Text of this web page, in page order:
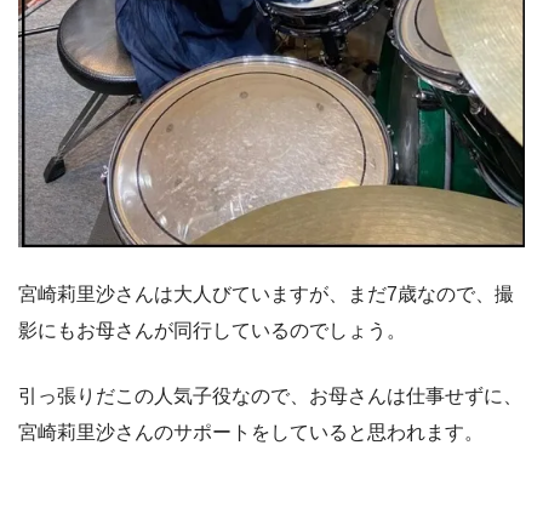
宮崎莉里沙さんは大人びていますが、まだ7歳なので、撮
影にもお母さんが同行しているのでしょう。
引っ張りだこの人気子役なので、お母さんは仕事せずに、
宮崎莉里沙さんのサポートをしていると思われます。